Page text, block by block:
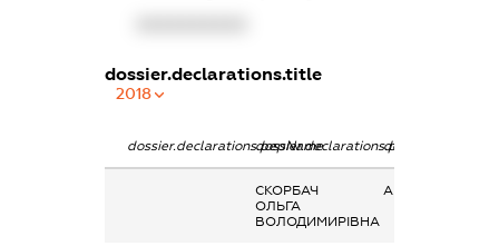
dossier.declarations.title
2018
dossier.declarations.pepNamedossier.declarations.personName
СКОРБАЧ
ОЛЬГА
ВОЛОДИМИРІВНА
Акції